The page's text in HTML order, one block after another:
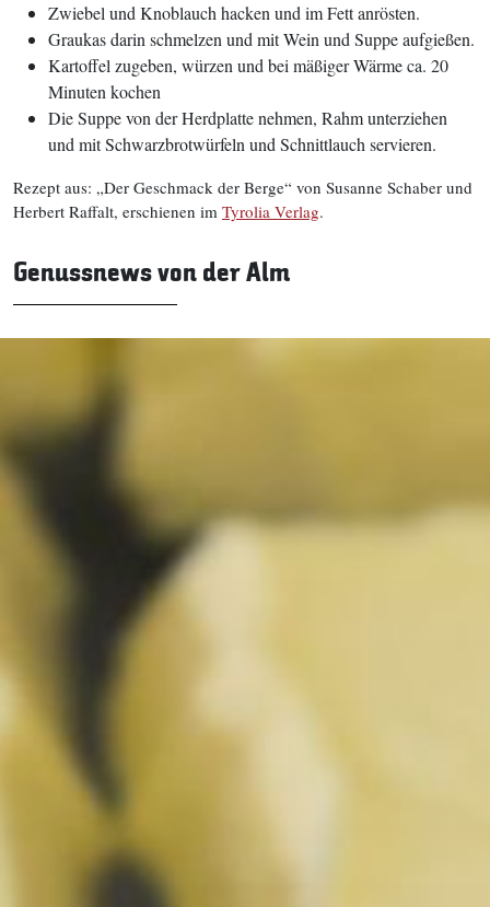
Zwiebel und Knoblauch hacken und im Fett anrösten.
Graukas darin schmelzen und mit Wein und Suppe aufgießen.
Kartoffel zugeben, würzen und bei mäßiger Wärme ca. 20
Minuten kochen
Die Suppe von der Herdplatte nehmen, Rahm unterziehen
und mit Schwarzbrotwürfeln und Schnittlauch servieren.
Rezept aus: „Der Geschmack der Berge“ von Susanne Schaber und
Herbert Raffalt, erschienen im Tyrolia Verlag.
Genussnews von der Alm